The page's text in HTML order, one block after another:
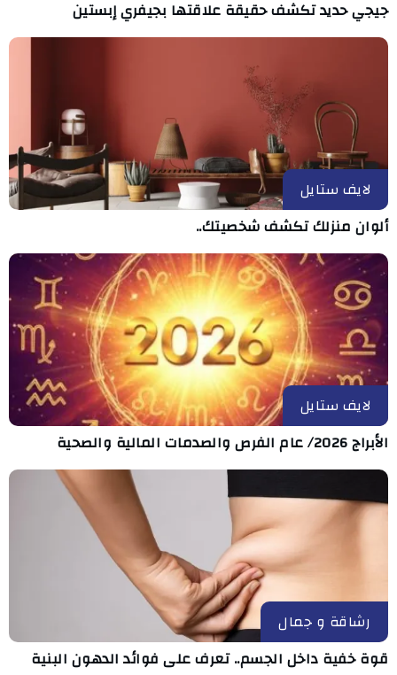
جيجي حديد تكشف حقيقة علاقتها بجيفري إبستين
لايف ستايل
ألوان منزلك تكشف شخصيتك..
لايف ستايل
الأبراج 2026/ عام الفرص والصدمات المالية والصحية
رشاقة و جمال
قوة خفية داخل الجسم.. تعرف على فوائد الدهون البنية